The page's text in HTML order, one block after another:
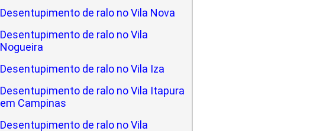
Desentupimento de ralo no Vila Nova
Desentupimento de ralo no Vila
Nogueira
Desentupimento de ralo no Vila Iza
Desentupimento de ralo no Vila Itapura
em Campinas
Desentupimento de ralo no Vila